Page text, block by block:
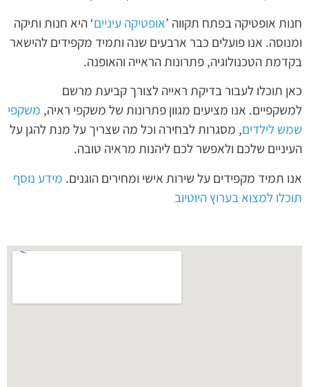
חנות אופטיקה בפתח תקווה ’אופטיקה עיניים‘ היא חנות ותיקה
ומנוסה. אנו פועלים כבר ארבעים שנה ותמיד מקפידים להישאר
בקדמת הטכנולוגיה, פתרונות הראייה והאופנה.
כאן תוכלו לעבור בדיקת ראייה לצורך קביעת מרשם
למשקפיים. אנו מציעים מגוון פתרונות של משקפי ראיה, משקפי
שמש לילדים, מסגרות לבחירה וכל מה שצריך על מנת להגן על
העיניים שלכם ולאפשר לכם ליהנות מראיה טובה.
אנו תמיד מקפידים על שירות אישי ומחירים הוגנים. מידע נוסף
תוכלו למצוא בערוץ היוטיוב